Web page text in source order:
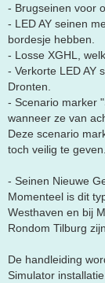
- Brugseinen voor
- LED AY seinen
bordesje hebben.
- Losse XGHL,
- Verkorte LED AY
Dronten.
- Scenario marker
wanneer ze van
Deze scenario
toch veilig te geven.
- Seinen Nieuwe
Momenteel is dit
Westhaven en bij
Rondom Tilburg
De handleiding
Simulator installatie.